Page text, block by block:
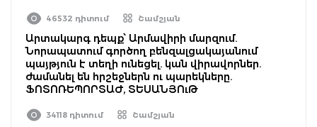
46532 դիտում Շամշյան
Արտակարգ դեպք՝ Արմավիրի մարզում.
Նորապատում գործող բենզալցակայանում
պայթյուն է տեղի ունեցել. կան վիրավորներ.
ժամանել են հրշեջներն ու պարեկները.
ՖՈՏՈՌԵՊՈՐՏԱԺ, ՏԵՍԱՆՅՈւԹ
34118 դիտում Շամշյան